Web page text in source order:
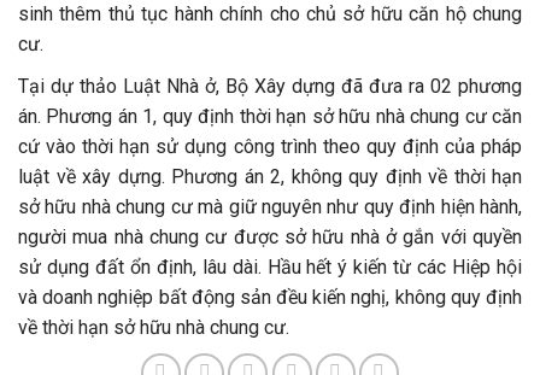
sinh thêm thủ tục hành chính cho chủ sở hữu căn hộ chung
cư.
Tại dự thảo Luật Nhà ở, Bộ Xây dựng đã đưa ra 02 phương
án. Phương án 1, quy định thời hạn sở hữu nhà chung cư căn
cứ vào thời hạn sử dụng công trình theo quy định của pháp
luật về xây dựng. Phương án 2, không quy định về thời hạn
sở hữu nhà chung cư mà giữ nguyên như quy định hiện hành,
người mua nhà chung cư được sở hữu nhà ở gắn với quyền
sử dụng đất ổn định, lâu dài. Hầu hết ý kiến từ các Hiệp hội
và doanh nghiệp bất động sản đều kiến nghị, không quy định
về thời hạn sở hữu nhà chung cư.